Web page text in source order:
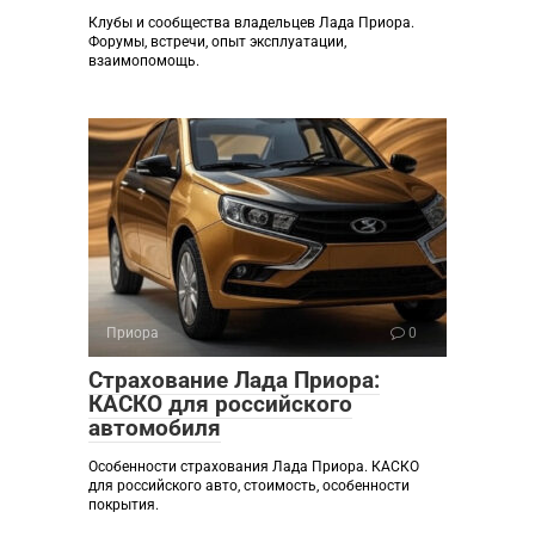
Клубы и сообщества владельцев Лада Приора.
Форумы, встречи, опыт эксплуатации,
взаимопомощь.
Приора 0
Страхование Лада Приора:
КАСКО для российского
автомобиля
Особенности страхования Лада Приора. КАСКО
для российского авто, стоимость, особенности
покрытия.